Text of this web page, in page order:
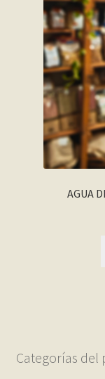
AGUA
Categorías del